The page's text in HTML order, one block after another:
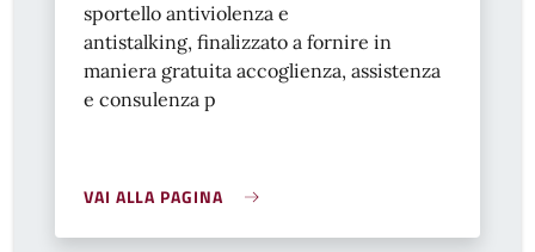
sportello antiviolenza e
antistalking, finalizzato a fornire in
maniera gratuita accoglienza, assistenza
e consulenza p
VAI ALLA PAGINA